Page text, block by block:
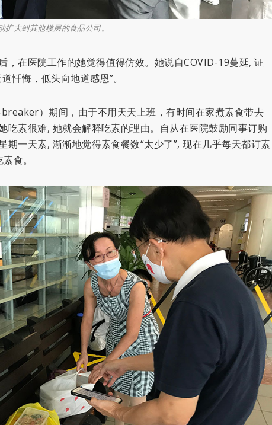
大到其他楼层的食品公司。
，在医院工作的她觉得值得仿效。她说自COVID-19蔓延, 证
忏悔，低头向地道感恩”。
）期间，由于不用天天上班，有时间在家煮素食带去
吃素很难, 她就会解释吃素的理由。自从在医院鼓励同事订购
期一天素, 渐渐地觉得素食餐数“太少了”, 现在几乎每天都订素
食。